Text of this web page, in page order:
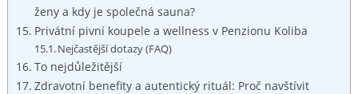
ženy a kdy je společná sauna?
Privátní pivní koupele a wellness v Penzionu Koliba
Nejčastější dotazy (FAQ)
To nejdůležitější
Zdravotní benefity a autentický rituál: Proč navštívit